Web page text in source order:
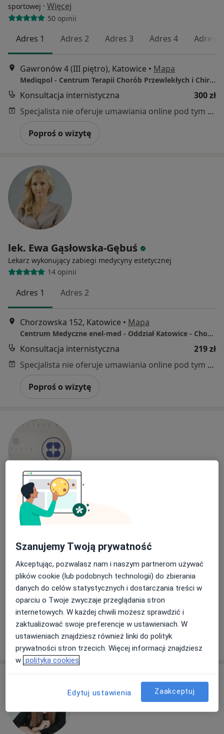
sportowej · Więcej
50 opinii
Adres 1 Adres 2 Adres 3 Adres 4 Adres 5
Gawronów 4 (III piętro), Katowice • Mapa
Mediqpol - Centrum Terapii Chorób Przewlekłych i Chirurgii Wielospecjalistycznej
Konsultacja internistyczna
300 zł
Specjalista nie oferuje umawiania online pod tym adresem.
Poproś o wizytę
lek. Ewa Gąsłowska-Gębuś
Lekarz wykonujący zabiegi medycyny estetycznej
14 opinii
Adres 1 Adres 2
Chorzowska 152, Katowice • Mapa
Centrum Medyczne enel-med - Oddział Katowice - Chorzowska
Konsultacja internistyczna
219 zł
Specjalista nie oferuje umawiania online pod tym adresem.
Poproś o wizytę
lek. Aleksandra Radosz
Pediatra, Gastrolog dziecięcy
Adres 1 Adres 2 Adres 3
Świętego Huberta 6, Katowice •Mapa
Bluemed Clinic Katowice Brynów
Konsultacja gastrologiczna (pierwsza wizyta)
Poproś o wizytę
Szanujemy Twoją prywatność
Akceptując, pozwalasz nam i naszym partnerom używać
plików cookie (lub podobnych technologii) do zbierania
danych do celów statystycznych i dostarczania treści w
oparciu o Twoje zwyczaje przeglądania stron
internetowych. W każdej chwili możesz sprawdzić i
zaktualizować swoje preferencje w ustawieniach. W
ustawieniach znajdziesz również linki do polityk
prywatności stron trzecich. Więcej informacji znajdziesz
w polityka cookies
Edytuj ustawienia Zaakceptuj